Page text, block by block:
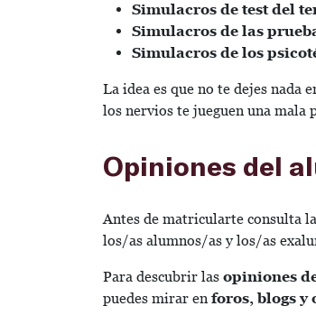
Simulacros de test del
Simulacros de las
Simulacros de los
La idea es que no te dejes nada
los nervios te jueguen una mala
Opiniones del
Antes de matricularte consulta
los/as alumnos/as y los/as
Para descubrir las opiniones
puedes mirar en foros, blogs y